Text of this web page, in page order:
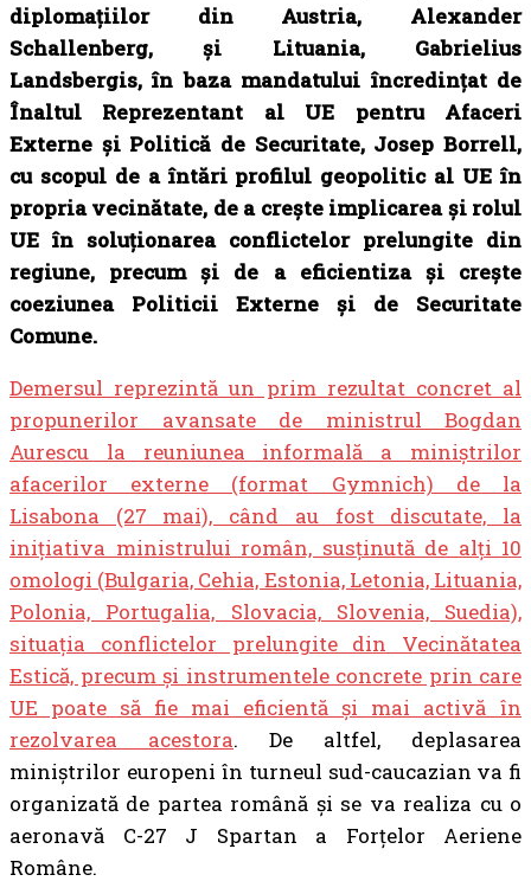
diplomațiilor din Austria, Alexander
Schallenberg, și Lituania, Gabrielius
Landsbergis, în baza mandatului încredințat de
Înaltul Reprezentant al UE pentru Afaceri
Externe și Politică de Securitate, Josep Borrell,
cu scopul de a întări profilul geopolitic al UE în
propria vecinătate, de a crește implicarea și rolul
UE în soluționarea conflictelor prelungite din
regiune, precum și de a eficientiza și crește
coeziunea Politicii Externe și de Securitate
Comune.
Demersul reprezintă un prim rezultat concret al
propunerilor avansate de ministrul Bogdan
Aurescu la reuniunea informală a miniștrilor
afacerilor externe (format Gymnich) de la
Lisabona (27 mai), când au fost discutate, la
inițiativa ministrului român, susținută de alți 10
omologi (Bulgaria, Cehia, Estonia, Letonia, Lituania,
Polonia, Portugalia, Slovacia, Slovenia, Suedia),
situația conflictelor prelungite din Vecinătatea
Estică, precum și instrumentele concrete prin care
UE poate să fie mai eficientă și mai activă în
rezolvarea acestora. De altfel, deplasarea
miniștrilor europeni în turneul sud-caucazian va fi
organizată de partea română și se va realiza cu o
aeronavă C-27 J Spartan a Forțelor Aeriene
Române.